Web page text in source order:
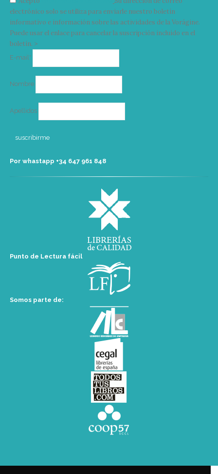
electrónico solo se utiliza para enviarle nuestro boletín
informativo e información sobre las actividades de la Vorágine.
Puede usar el enlace para cancelar la suscripción incluido en el
boletín. >
E-mail*
Nombre
Apellidos
Por whastapp +34 ‭647 961 848‬
Punto de Lectura fácil
Somos parte de: